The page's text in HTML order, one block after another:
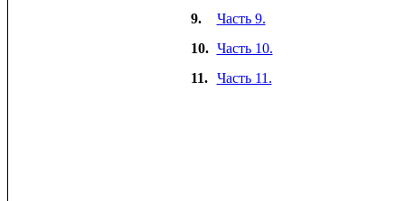
9.
Часть 9.
10. Часть 10.
11.
Часть 11.